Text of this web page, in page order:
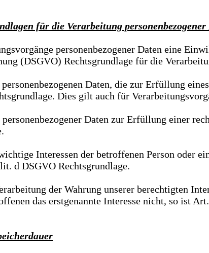
für die Verarbeitung personenbezogener
personenbezogener Daten eine
(DSGVO) Rechtsgrundlage für die
Daten, die zur Erfüllung
Dies gilt auch für
personenbezogener Daten zur Erfüllung einer
Interessen der betroffenen Person oder
d DSGVO Rechtsgrundlage.
der Wahrung unserer berechtigten
das erstgenannte Interesse nicht, so ist